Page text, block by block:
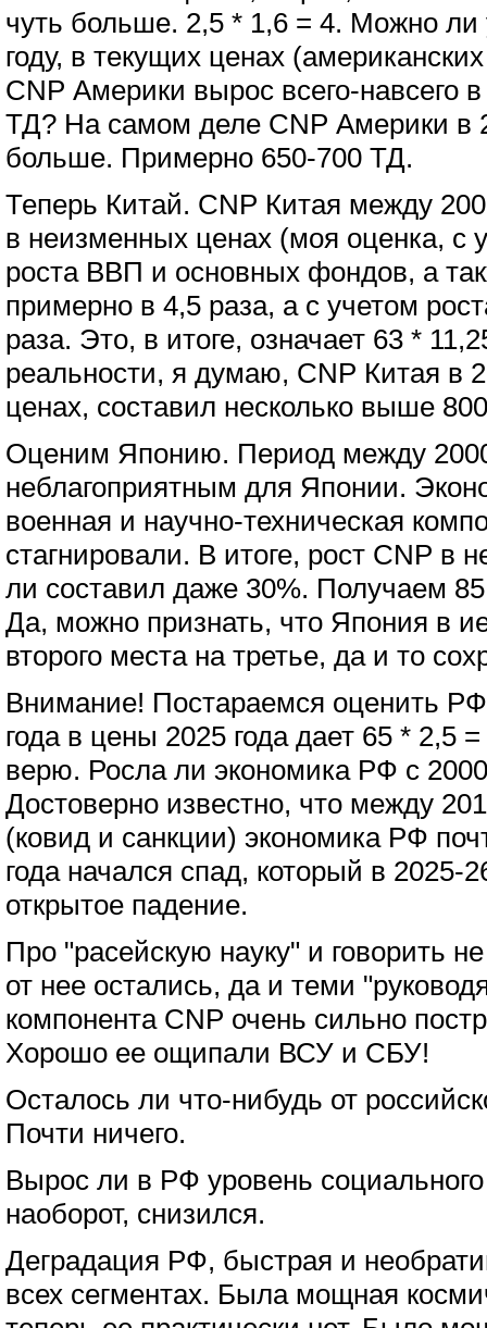
чуть больше. 2,5 * 1,6 = 4. Можно ли
году, в текущих ценах
CNP Америки вырос всего-навсего
ТД? На самом деле CNP Америки в
больше. Примерно 650-700 ТД.
Теперь Китай. CNP Китая между
в неизменных ценах (моя оценка, с
роста ВВП и основных фондов, а
примерно в 4,5 раза, а с учетом
раза. Это, в итоге, означает 63 *
реальности, я думаю, CNP Китая в
ценах, составил несколько выше
Оценим Японию. Период между
неблагоприятным для Японии.
военная и научно-техническая
стагнировали. В итоге, рост CNP в
ли составил даже 30%. Получаем
Да, можно признать, что Япония в
второго места на третье, да и то
Внимание! Постараемся оценить
года в цены 2025 года дает 65 * 2,5
верю. Росла ли экономика РФ с
Достоверно известно, что между
(ковид и санкции) экономика РФ
года начался спад, который в 2025-
открытое падение.
Про "расейскую науку" и говорить
от нее остались, да и теми
компонента CNP очень сильно
Хорошо ее ощипали ВСУ и СБУ!
Осталось ли что-нибудь от
Почти ничего.
Вырос ли в РФ уровень
наоборот, снизился.
Деградация РФ, быстрая и
всех сегментах. Была мощная